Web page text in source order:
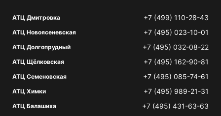
АТЦ Дмитровка +7 (499) 110-28-43
АТЦ Новоясеневская +7 (495) 023-10-01
АТЦ Долгопрудный +7 (495) 032-08-22
АТЦ Щёлковская +7 (495) 162-90-81
АТЦ Семеновская +7 (495) 085-74-61
АТЦ Химки +7 (495) 989-21-31
АТЦ Балашиха +7 (495) 431-63-63